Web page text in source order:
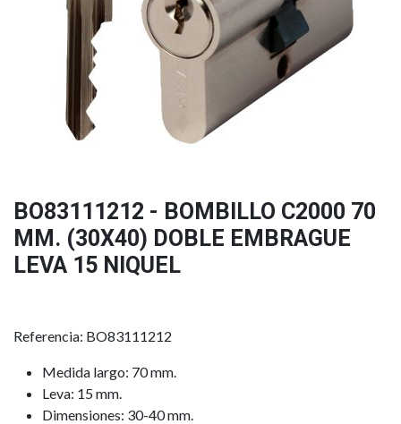
BO83111212 - BOMBILLO C2000 70
MM. (30X40) DOBLE EMBRAGUE
LEVA 15 NIQUEL
Referencia: BO83111212
Medida largo: 70 mm.
Leva: 15 mm.
Dimensiones: 30-40 mm.